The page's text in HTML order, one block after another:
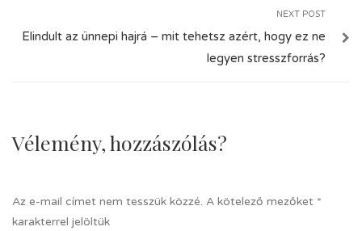
NEXT POST
Elindult az ünnepi hajrá – mit tehetsz azért, hogy ez ne
legyen stresszforrás?
Vélemény, hozzászólás?
Az e-mail címet nem tesszük közzé. A kötelező mezőket *
karakterrel jelöltük